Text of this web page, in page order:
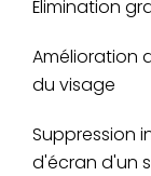
Élimination
Amélioration
du visage
Suppression
d'écran d'un